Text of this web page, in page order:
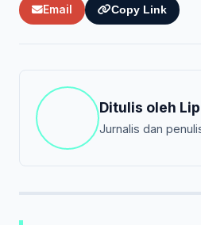
Email Copy Link
Ditulis oleh
Jurnalis dan